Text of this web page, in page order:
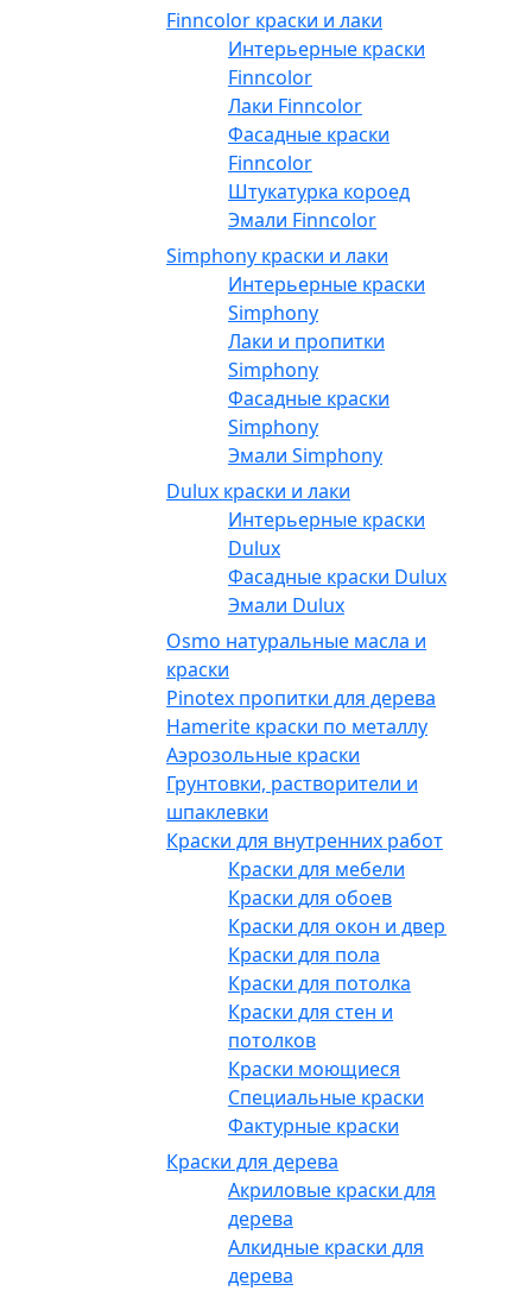
Finncolor краски и лаки
Интерьерные краски
Finncolor
Лаки Finncolor
Фасадные краски
Finncolor
Штукатурка короед
Эмали Finncolor
Simphony краски и лаки
Интерьерные краски
Simphony
Лаки и пропитки
Simphony
Фасадные краски
Simphony
Эмали Simphony
Dulux краски и лаки
Интерьерные краски
Dulux
Фасадные краски Dulux
Эмали Dulux
Osmo натуральные масла и
краски
Pinotex пропитки для дерева
Hamerite краски по металлу
Аэрозольные краски
Грунтовки, растворители и
шпаклевки
Краски для внутренних работ
Краски для мебели
Краски для обоев
Краски для окон и дверей
Краски для пола
Краски для потолка
Краски для стен и
потолков
Краски моющиеся
Специальные краски
Фактурные краски
Краски для дерева
Акриловые краски для
дерева
Алкидные краски для
дерева